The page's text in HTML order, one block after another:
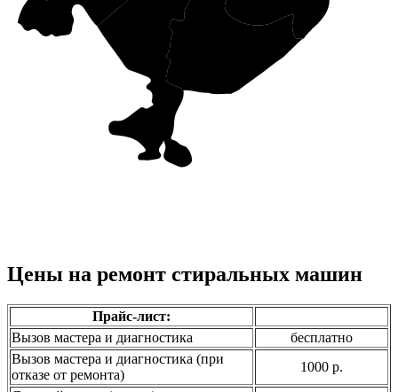
Цены на ремонт стиральных машин
Прайс-лист:
Вызов мастера и диагностика
бесплатно
Вызов мастера и диагностика (при
отказе от ремонта)
1000 р.